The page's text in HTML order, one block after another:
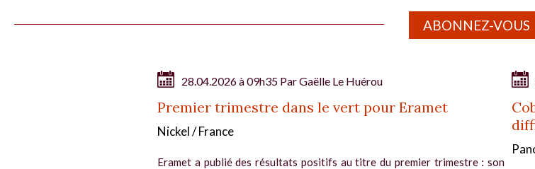
ABONNEZ-VOUS
28.04.2026 à 09h35 ParGaëlle Le Huérou
Premier trimestre dans le vert pour Eramet
Nickel / France
Eramet a publié des résultats positifs au titre du premier trimestre : son